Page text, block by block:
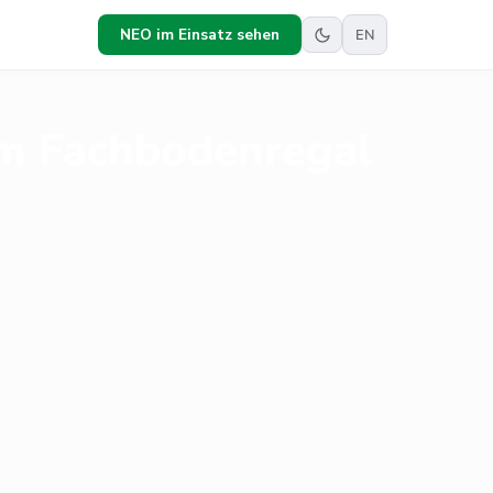
NEO im Einsatz sehen EN
Fachbodenregal